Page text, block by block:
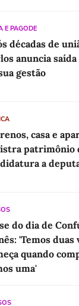
E PAGODE
décadas de
anuncia
gestão
casa e
patrimônio
a
do dia de
'Temos duas
quando
uma'